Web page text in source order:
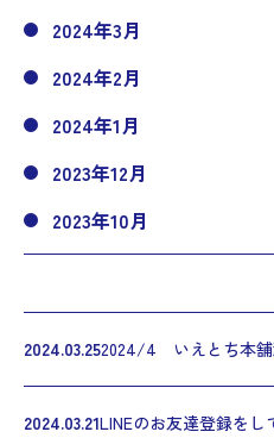
2024年3月
2024年2月
2024年1月
2023年12月
2023年10月
2024.03.252024/4 いえとち本
2024.03.21